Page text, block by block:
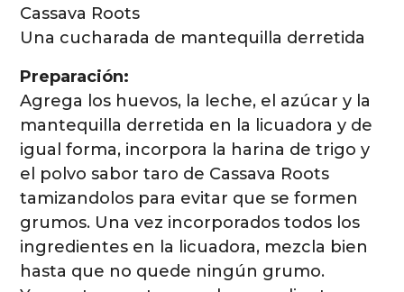
Cassava Roots
Una cucharada de mantequilla derretida
Preparación:
Agrega los huevos, la leche, el azúcar y la
mantequilla derretida en la licuadora y de
igual forma, incorpora la harina de trigo y
el polvo sabor taro de Cassava Roots
tamizandolos para evitar que se formen
grumos. Una vez incorporados todos los
ingredientes en la licuadora, mezcla bien
hasta que no quede ningún grumo.